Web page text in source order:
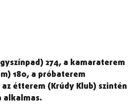
274, a kamaraterem
180, a próbaterem
étterem (Krúdy Klub) szintén
alkalmas.